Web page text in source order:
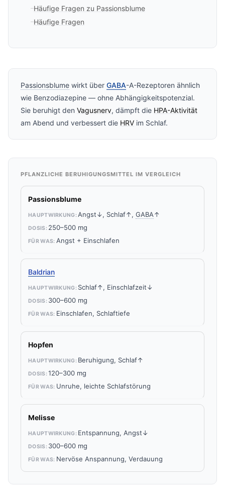
Häufige Fragen zu Passionsblume
Häufige Fragen
Passionsblume wirkt über GABA-A-Rezeptoren ähnlich
wie Benzodiazepine — ohne Abhängigkeitspotenzial.
Sie beruhigt den Vagusnerv, dämpft die HPA-Aktivität
am Abend und verbessert die HRV im Schlaf.
PFLANZLICHE BERUHIGUNGSMITTEL IM VERGLEICH
Passionsblume
Angst↓, Schlaf↑,GABA↑
250–500 mg
Angst + Einschlafen
Baldrian
Schlaf↑, Einschlafzeit↓
300–600 mg
Einschlafen, Schlaftiefe
Hopfen
Beruhigung, Schlaf↑
120–300 mg
Unruhe, leichte Schlafstörung
Melisse
Entspannung, Angst↓
300–600 mg
Nervöse Anspannung, Verdauung